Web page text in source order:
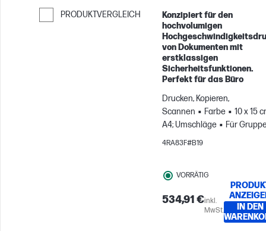
PRODUKTVERGLEICH
Weiter zum Vergleichen
Konzipiert für den
hochvolumigen
von Dokumenten mit
erstklassigen
Sicherheitsfunktionen.
Perfekt für das Büro
Drucken, Kopieren,
Scannen
Farbe
10 x 15
A4; Umschläge
Für
mit bis zu 10 Benutzern;
4RA83F#B19
VORRÄTIG
534,91 €inkl.
MwSt.
IN DEN